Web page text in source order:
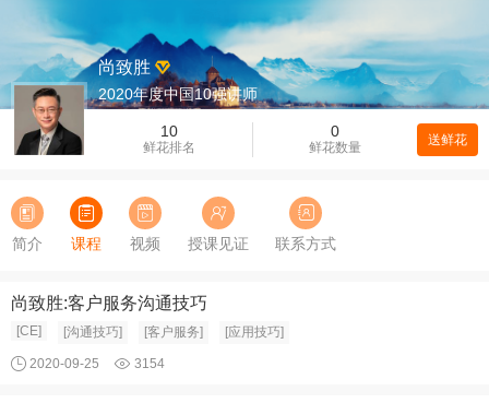
10
鲜花排名
0
鲜花数量 送鲜花
尚致胜
2020年度中国10强讲师
简介 课程 视频 授课见证 联系方式
尚致胜:客户服务沟通技巧
[CE] [沟通技巧] [客户服务] [应用技巧]
2020-09-25 3154